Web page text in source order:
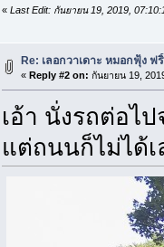
« Last Edit: กันยายน 19, 2019,
Re: เลอกวาเดาะ หมอกฟุ้ง
« Reply #2 on: กันยายน 19,
เอ้า นั่งรถต่อไ
แต่ถนนก็ไม่ได้